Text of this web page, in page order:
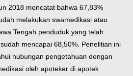
2018 mencatat bahwa 67,83%
melakukan swamedikasi atau
Tengah penduduk yang telah
mencapai 68,50%. Penelitian ini
hubungan pengetahuan dengan
oleh apoteker di apotek